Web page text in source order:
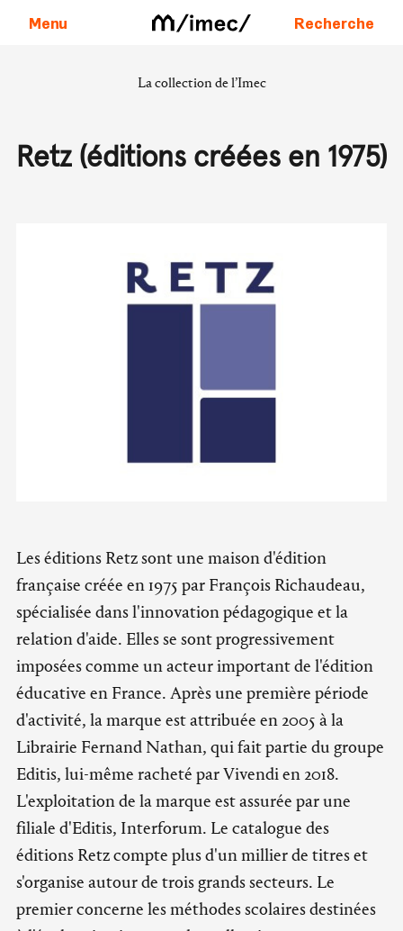
Menu Recherche
La collection de l’Imec
Retz (éditions créées en 1975)
Les éditions Retz sont une maison d'édition
française créée en 1975 par François Richaudeau,
spécialisée dans l'innovation pédagogique et la
relation d'aide. Elles se sont progressivement
imposées comme un acteur important de l'édition
éducative en France. Après une première période
d'activité, la marque est attribuée en 2005 à la
Librairie Fernand Nathan, qui fait partie du groupe
Editis, lui-même racheté par Vivendi en 2018.
L'exploitation de la marque est assurée par une
filiale d'Editis, Interforum. Le catalogue des
éditions Retz compte plus d'un millier de titres et
s'organise autour de trois grands secteurs. Le
premier concerne les méthodes scolaires destinées